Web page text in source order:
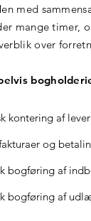
med
mange timer,
over
kontering af
og
bogføring af
bogføring af